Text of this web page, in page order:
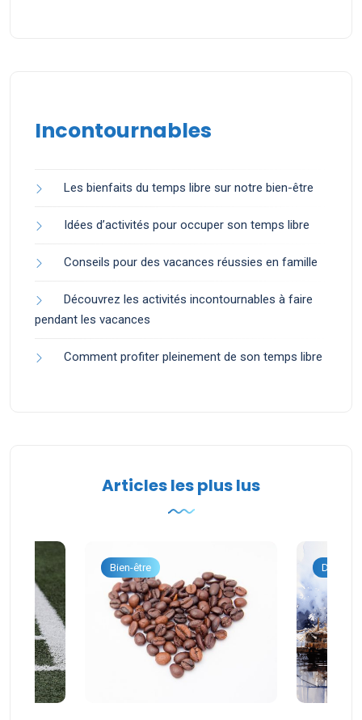
Incontournables
Les bienfaits du temps libre sur notre bien-être
Idées d’activités pour occuper son temps libre
Conseils pour des vacances réussies en famille
Découvrez les activités incontournables à faire
pendant les vacances
Comment profiter pleinement de son temps libre
Articles les plus lus
Bien-être